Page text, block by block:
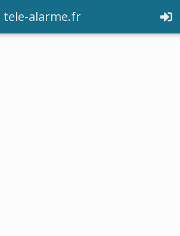
tele-alarme.fr